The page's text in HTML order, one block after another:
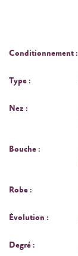
Conditionnement :
Type :
Nez :
Bouche :
Robe :
Évolution :
Degré :